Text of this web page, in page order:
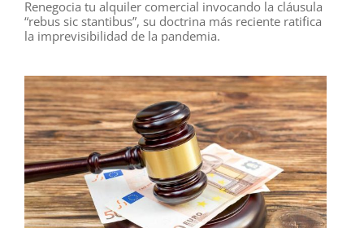
Renegocia tu alquiler comercial invocando la cláusula
“rebus sic stantibus”, su doctrina más reciente ratifica
la imprevisibilidad de la pandemia.